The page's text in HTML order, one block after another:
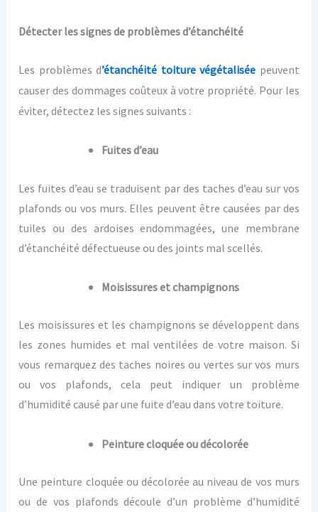
Détecter les signes de problèmes d’étanchéité
Les problèmes d’étanchéité toiture végétalisée peuvent
causer des dommages coûteux à votre propriété. Pour les
éviter, détectez lessignes suivants :
Fuites d’eau
Les fuites d’eau se traduisent par des taches d’eau sur vos
plafonds ou vos murs. Elles peuvent être causées par des
tuiles ou des ardoises endommagées, une membrane
d’étanchéité défectueuse ou des joints mal scellés.
Moisissures et champignons
Les moisissures et les champignons se développent dans
les zones humides et mal ventilées de votre maison. Si
vous remarquez des taches noires ou vertes sur vos murs
ou vos plafonds, cela peut indiquer un problème
d’humidité causé par une fuite d’eau dans votre toiture.
Peinture cloquée ou décolorée
Une peinture cloquée ou décolorée au niveau de vos murs
ou de vos plafonds découle d’un problème d’humidité